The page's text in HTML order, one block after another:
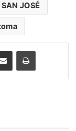
JOSÉ
Enviar vía email Imprimir